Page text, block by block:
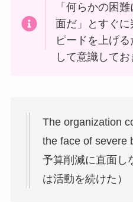
「何らかの困
面だ」とすぐに
ピードを上げ
して意識してお
The organization
the face of severe
予算削減に直面し
は活動を続けた）